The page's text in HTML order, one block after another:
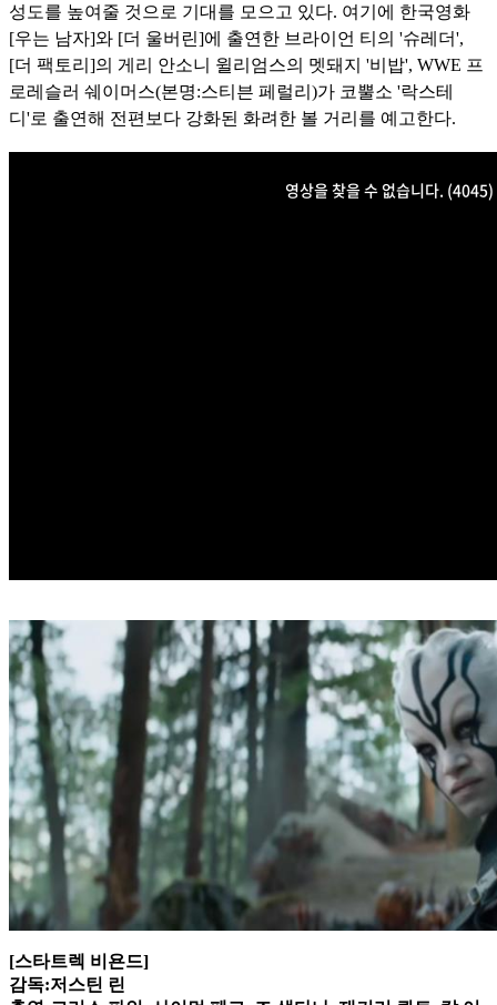
성도를 높여 줄 것으로 기대를 모으고 있다. 여기에 한국영화
[우는 남자]와 [더 울버린]에 출연한 브라이언 티의 '슈레더',
[더 팩토리]의 게리 안소니 윌리엄스의 멧돼지 '비밥', WWE 프
로레슬러 쉐이머스(본명:스티븐 페럴리)가 코뿔소 '락스테
디'로 출연해 전편보다 강화된 화려한 볼 거리를 예고한다.
[스타트렉 비욘드]
감독:저스틴 린